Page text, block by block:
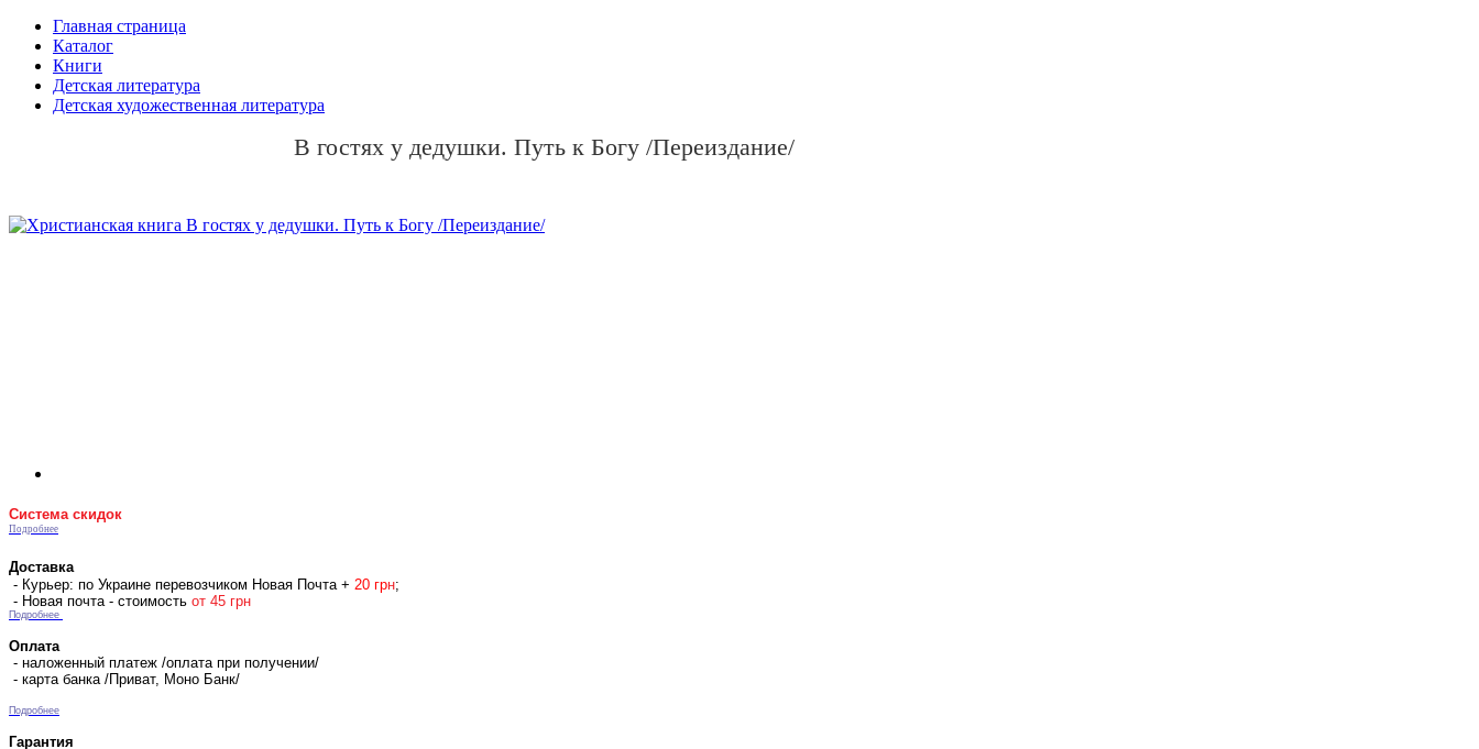
Главная страница
Каталог
Книги
Детская литература
Детская художественная литература
В гостях у дедушки. Путь к Богу /Переиздание/
Система скидок
Подробнее
Доставка
- Курьер: по Украине перевозчиком Новая Почта + 20 грн;
- Новая почта - стоимость от 45 грн
Подробнее
Оплата
- наложенный платеж /оплата при получении/
- карта банка /Приват, Моно Банк/
Подробнее
Гарантия